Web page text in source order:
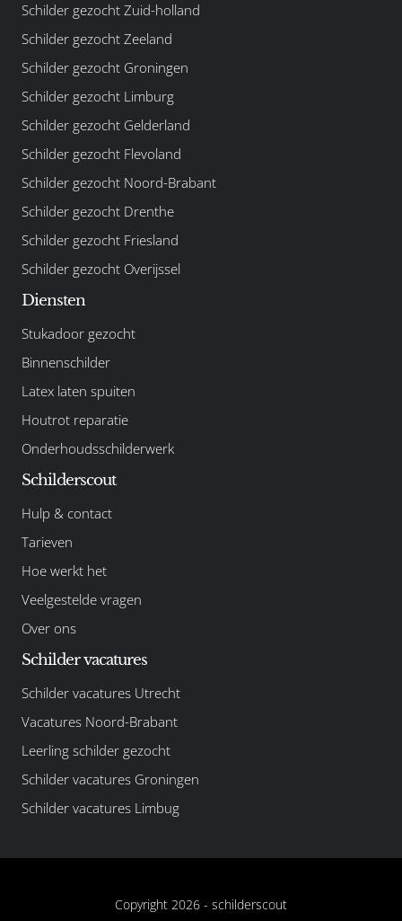
Schilder gezocht Zuid-holland
Schilder gezocht Zeeland
Schilder gezocht Groningen
Schilder gezocht Limburg
Schilder gezocht Gelderland
Schilder gezocht Flevoland
Schilder gezocht Noord-Brabant
Schilder gezocht Drenthe
Schilder gezocht Friesland
Schilder gezocht Overijssel
Diensten
Stukadoor gezocht
Binnenschilder
Latex laten spuiten
Houtrot reparatie
Onderhoudsschilderwerk
Schilderscout
Hulp & contact
Tarieven
Hoe werkt het
Veelgestelde vragen
Over ons
Schilder vacatures
Schilder vacatures Utrecht
Vacatures Noord-Brabant
Leerling schilder gezocht
Schilder vacatures Groningen
Schilder vacatures Limbug
Copyright 2026 - schilderscout